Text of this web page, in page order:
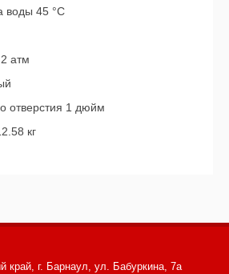
воды 45 °C
атм
отверстия 1 дюйм
кг
край, г. Барнаул, ул. Бабуркина, 7а